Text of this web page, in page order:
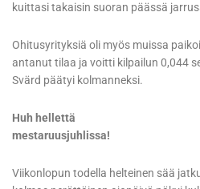
kuittasi takaisin suoran päässä
Ohitusyrityksiä oli myös muissa
antanut tilaa ja voitti kilpailun 0,044
Svärd päätyi kolmanneksi.
Huh hellettä
mestaruusjuhlissa!
Viikonlopun todella helteinen sää